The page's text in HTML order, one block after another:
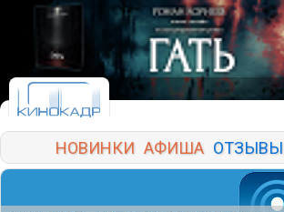
НОВИНКИ АФИША ОТЗЫВЫ